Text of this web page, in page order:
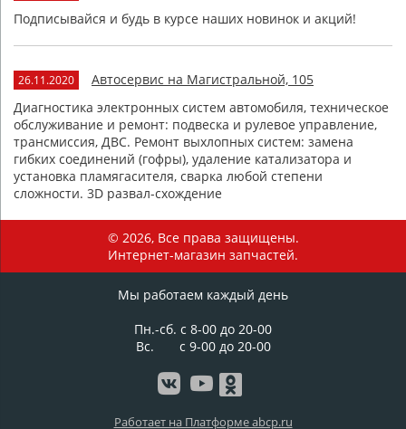
Подписывайся и будь в курсе наших новинок и акций!
26.11.2020
Автосервис на Магистральной, 105
Диагностика электронных систем автомобиля, техническое
обслуживание и ремонт: подвеска и рулевое управление,
трансмиссия, ДВС. Ремонт выхлопных систем: замена
гибких соединений (гофры), удаление катализатора и
установка пламягасителя, сварка любой степени
сложности. 3D развал-схождение
© 2026, Все права защищены.
Интернет-магазин запчастей.
Мы работаем каждый день
Пн.-сб. с 8-00 до 20-00
Вс. с 9-00 до 20-00
Работает на Платформе abcp.ru